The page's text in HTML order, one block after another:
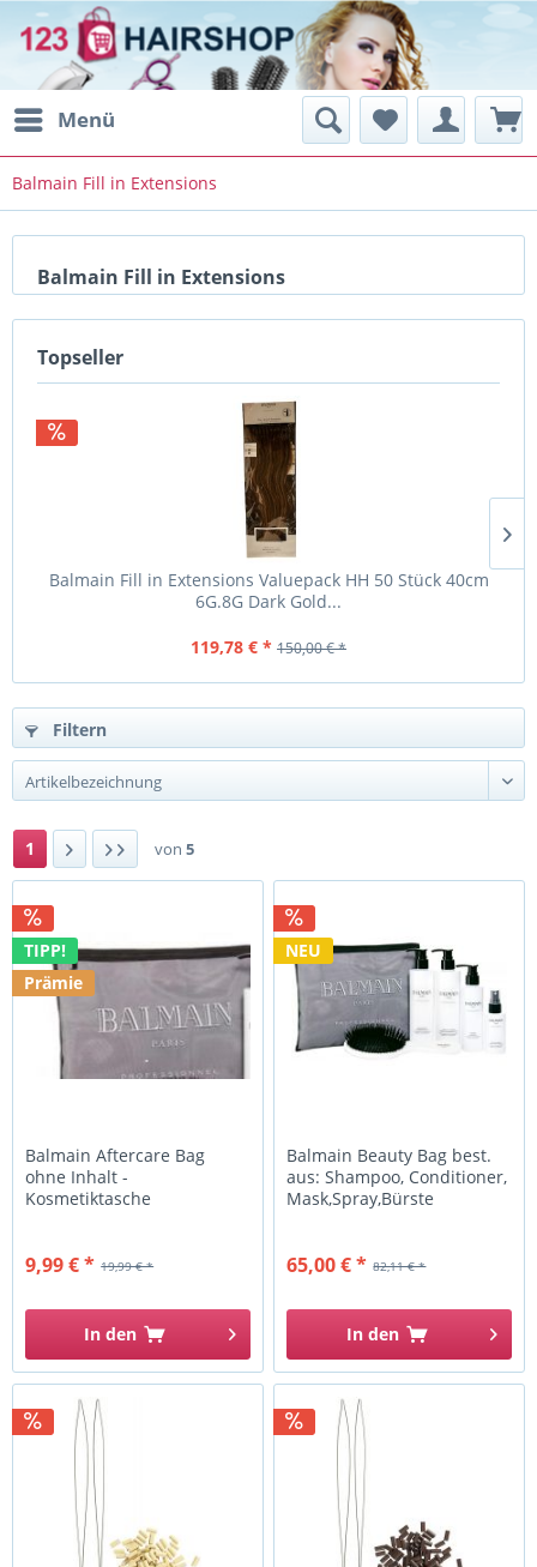
Menü
Balmain Fill in Extensions
Balmain Fill in Extensions
Topseller
Balmain Fill in Extensions Valuepack HH 50 Stück 40cm
6G.8G Dark Gold...
119,78 € * 150,00 € *
Filtern
1 von 5
TIPP!
Prämie
Balmain Aftercare Bag
ohne Inhalt -
Kosmetiktasche
19,99 € *
9,99 € *
In den
NEU
Balmain Beauty Bag best.
aus: Shampoo, Conditioner,
Mask,Spray,Bürste
82,11 € *
65,00 € *
In den